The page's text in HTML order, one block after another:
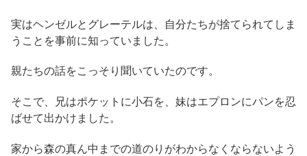
実はヘンゼルとグレーテルは、自分たちが捨てられてしま
うことを事前に知っていました。
親たちの話をこっそり聞いていたのです。
そこで、兄はポケットに小石を、妹はエプロンにパンを忍
ばせて出かけました。
家から森の真ん中までの道のりがわからなくならないよう